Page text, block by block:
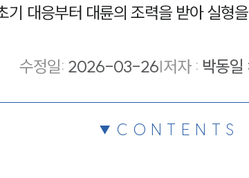
대응부터 대륜의 조력을 받아 실형을
수정일: 2026-03-26|저자 : 박동일
CONTENTS